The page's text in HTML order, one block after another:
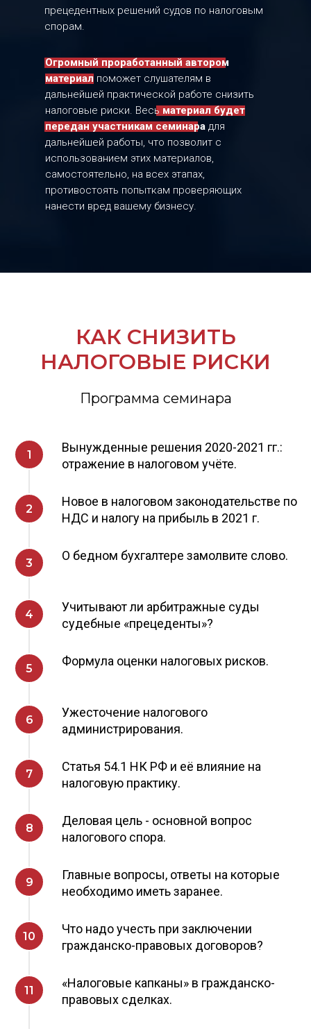
прецедентных решений судов по налоговым
спорам.
Огромный проработанный автором
материал поможет слушателям в
дальнейшей практической работе снизить
налоговые риски. Весь материал будет
передан участникам семинара для
дальнейшей работы, что позволит с
использованием этих материалов,
самостоятельно, на всех этапах,
противостоять попыткам проверяющих
нанести вред вашему бизнесу.
КАК СНИЗИТЬ
НАЛОГОВЫЕ РИСКИ
Программа семинара
Вынужденные решения 2020-2021 гг.:
отражение в налоговом учёте.
Новое в налоговом законодательстве по
НДС и налогу на прибыль в 2021 г.
О бедном бухгалтере замолвите слово.
Учитывают ли арбитражные суды
судебные «прецеденты»?
Формула оценки налоговых рисков.
Ужесточение налогового
администрирования.
Статья 54.1 НК РФ и её влияние на
налоговую практику.
Деловая цель - основной вопрос
налогового спора.
Главные вопросы, ответы на которые
необходимо иметь заранее.
Что надо учесть при заключении
гражданско-правовых договоров?
«Налоговые капканы» в гражданско-
правовых сделках.